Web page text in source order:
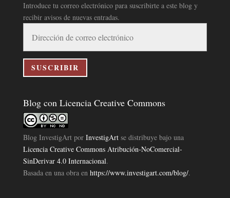
Introduce tu correo electrónico para suscribirte a este blog y
recibir avisos de nuevas entradas.
correo
electrónico
SUSCRIBIR
Blog con Licencia Creative Commons
Blog InvestigArtpor InvestigArtse distribuye bajo una
Licencia Creative Commons Atribución-NoComercial-
SinDerivar 4.0 Internacional.
Basada en una obra en https://www.investigart.com/blog/.